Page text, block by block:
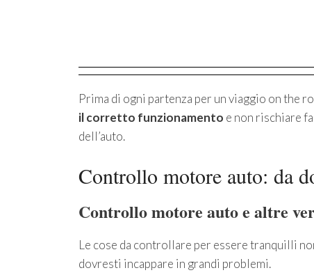
Prima di ogni partenza per un viaggio on the
il corretto funzionamento e non rischiare
dell’auto.
Controllo motore auto: da
Controllo motore auto e altre
Le cose da controllare per essere tranquilli
dovresti incappare in grandi problemi.